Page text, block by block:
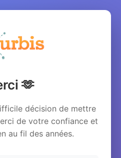
🫶
décision de mettre
de votre confiance et
au fil des années.